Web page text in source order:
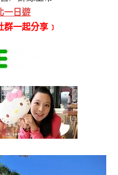
一日遊
群一起分享﹞